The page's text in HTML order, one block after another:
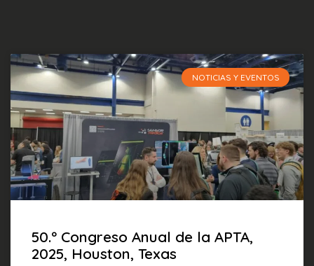
NOTICIAS Y EVENTOS
50.º Congreso Anual de la APTA,
2025, Houston, Texas